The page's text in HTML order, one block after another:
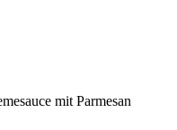
mit Parmesan